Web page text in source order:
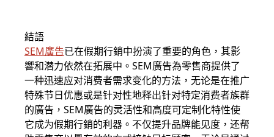
結語
SEM廣告已在假期行銷中扮演了重要的角色，其影
響和潜力依然在拓展中。SEM廣告為零售商提供了
一种迅速应对消费者需求变化的方法，无论是在推广
特殊节日优惠或是针对性地释出针对特定消费者族群
的廣告，SEM廣告的灵活性和高度可定制化特性使
它成为假期行銷的利器。不仅提升品牌能见度，还帮